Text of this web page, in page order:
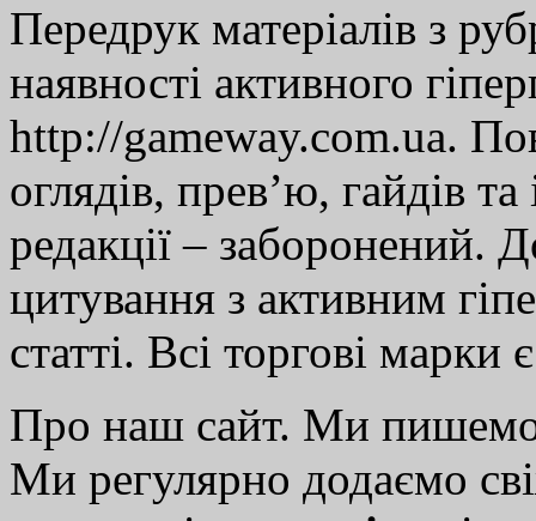
Передрук матеріалів з
наявності активного
http://gameway.com.ua.
оглядів, прев’ю, гайдів
редакції – заборонений.
цитування з активним
статті. Всі торгові марки
Про наш сайт. Ми
Ми регулярно додаємо